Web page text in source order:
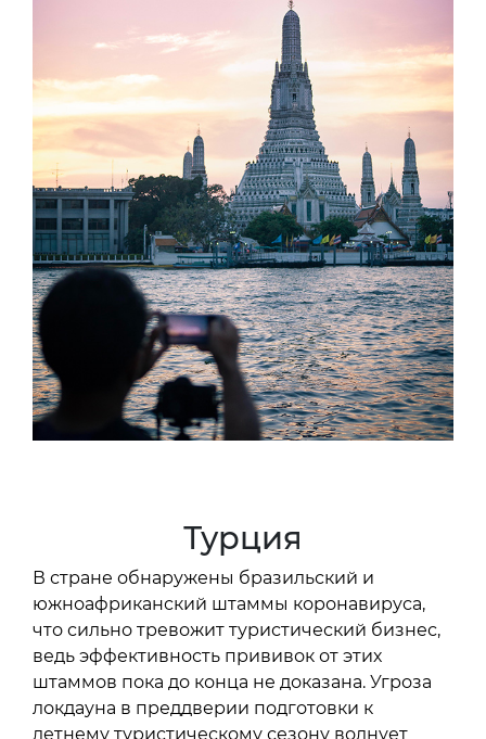
Турция
В стране обнаружены бразильский и
южноафриканский штаммы коронавируса,
что сильно тревожит туристический бизнес,
ведь эффективность прививок от этих
штаммов пока до конца не доказана. Угроза
локдауна в преддверии подготовки к
летнему туристическому сезону волнует